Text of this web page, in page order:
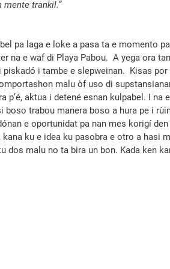
mente trankil.”
pa laga e loke a pasa ta e momento
na e waf di Playa Pabou.  A yega ora
i tambe e slepweinan.  Kisas
malu òf uso di
p’é, aktua i detené esnan kulpabel. I na
boso trabou manera boso a hura pe i
e oportunidat pa nan mes korigí
ku e idea ku pasobra e otro a hasi
dos malu no ta bira un bon. Kada ken